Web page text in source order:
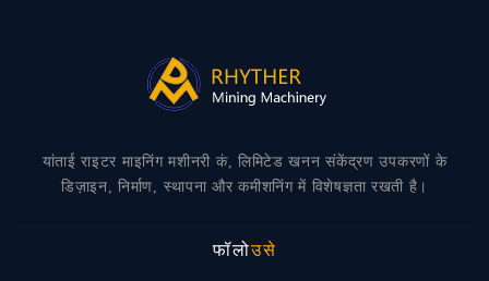
यांताई राइटर माइनिंग मशीनरी कं, लिमिटेड खनन संकेंद्रण उपकरणों के
डिज़ाइन, निर्माण, स्थापना और कमीशनिंग में विशेषज्ञता रखती है।
फॉलोउसे